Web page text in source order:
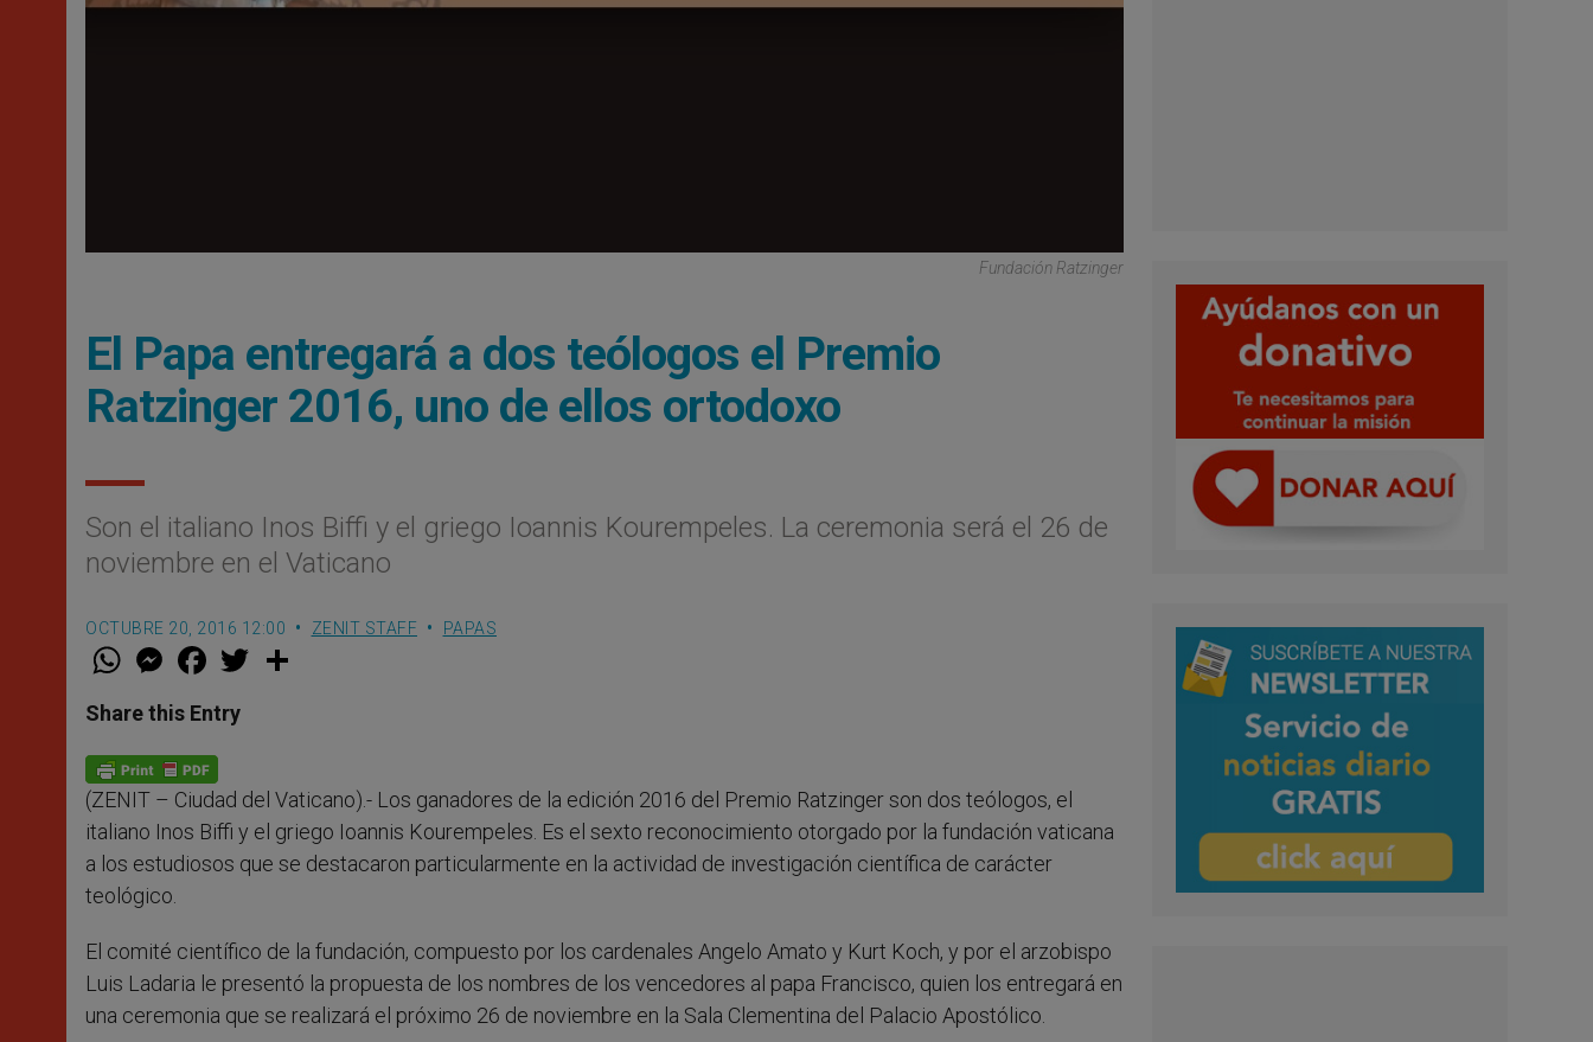
Fundación Ratzinger
El Papa entregará a dos teólogos el Premio
Ratzinger 2016, uno de ellos ortodoxo
Son el italiano Inos Biffi y el griego Ioannis Kourempeles. La ceremonia será el 26 de
noviembre en el Vaticano
OCTUBRE 20, 2016 12:00 ZENIT STAFF PAPAS
W
t
s
p
p
M
e
s
e
g
e
F
a
e
b
o
k
w
Share this Entry
(ZENIT – Ciudad del Vaticano).- Los ganadores de la edición 2016 del Premio Ratzinger son dos teólogos, el
italiano Inos Biffi y el griego Ioannis Kourempeles. Es el sexto reconocimiento otorgado por la fundación vaticana
a los estudiosos que se destacaron particularmente en la actividad de investigación científica de carácter
teológico.
El comité científico de la fundación, compuesto por los cardenales Angelo Amato y Kurt Koch, y por el arzobispo
Luis Ladaria le presentó la propuesta de los nombres de los vencedores al papa Francisco, quien los entregará en
una ceremonia que se realizará el próximo 26 de noviembre en la Sala Clementina del Palacio Apostólico.